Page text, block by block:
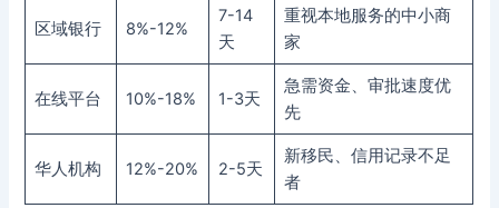
区域银行 8%-12%
7-14
天
重视本地服务的中小商
家
在线平台 10%-18% 1-3天
急需资金、审批速度优
先
华人机构 12%-20% 2-5天
新移民、信用记录不足
者